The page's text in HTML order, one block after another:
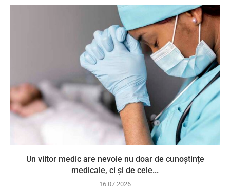
Un viitor medic are nevoie nu doar de cunoștințe
medicale, ci și de cele...
16.07.2026